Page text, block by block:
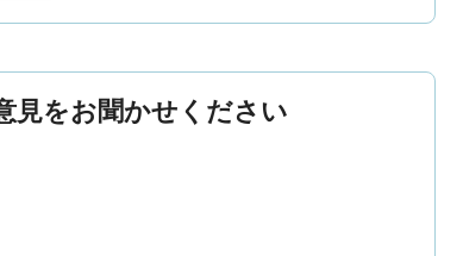
見をお聞かせください